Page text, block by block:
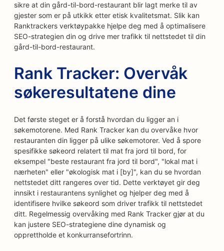
sikre at din gård-til-bord-restaurant blir lagt merke til av
gjester som er på utkikk etter etisk kvalitetsmat. Slik kan
Ranktrackers verktøypakke hjelpe deg med å optimalisere
SEO-strategien din og drive mer trafikk til nettstedet til din
gård-til-bord-restaurant.
Rank Tracker: Overvåk
søkeresultatene dine
Det første steget er å forstå hvordan du ligger an i
søkemotorene. Med Rank Tracker kan du overvåke hvor
restauranten din ligger på ulike søkemotorer. Ved å spore
spesifikke søkeord relatert til mat fra jord til bord, for
eksempel "beste restaurant fra jord til bord", "lokal mat i
nærheten" eller "økologisk mat i [by]", kan du se hvordan
nettstedet ditt rangeres over tid. Dette verktøyet gir deg
innsikt i restaurantens synlighet og hjelper deg med å
identifisere hvilke søkeord som driver trafikk til nettstedet
ditt. Regelmessig overvåking med Rank Tracker gjør at du
kan justere SEO-strategiene dine dynamisk og
opprettholde et konkurransefortrinn.